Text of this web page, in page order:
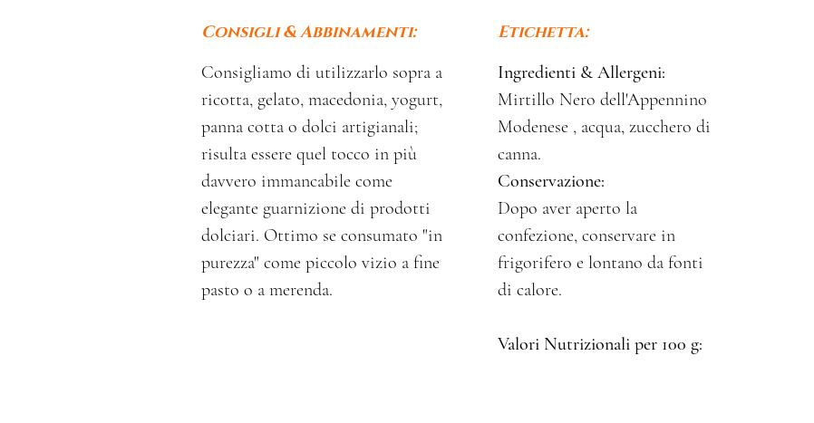
Consigli & Abbinamenti:
Consigliamo di utilizzarlo sopra a
ricotta, gelato, macedonia, yogurt,
panna cotta o dolci artigianali;
risulta essere quel tocco in più
davvero immancabile come
elegante guarnizione di prodotti
dolciari. Ottimo se consumato "in
purezza" come piccolo vizio a fine
pasto o a merenda.
Etichetta:
Ingredienti & Allergeni:
Mirtillo Nero dell'Appennino
Modenese , acqua, zucchero di
canna.
Conservazione:
Dopo aver aperto la
confezione, conservare in
frigorifero e lontano da fonti
di calore.
Valori Nutrizionali per 100 g: